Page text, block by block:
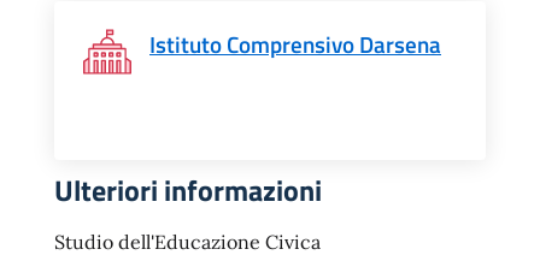
Istituto Comprensivo Darsena
Ulteriori informazioni
Studio dell'Educazione Civica